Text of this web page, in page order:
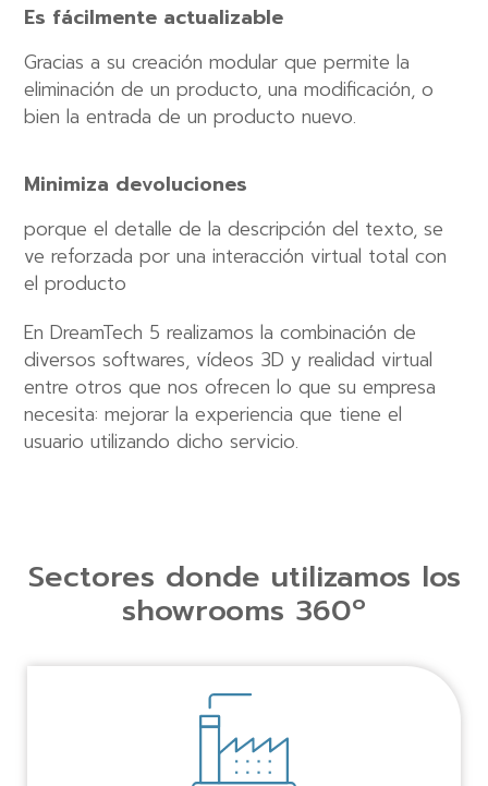
Es fácilmente actualizable
Gracias a su creación modular que permite la
eliminación de un producto, una modificación, o
bien la entrada de un producto nuevo.
Minimiza devoluciones
porque el detalle de la descripción del texto, se
ve reforzada por una interacción virtual total con
el producto
En DreamTech 5 realizamos la combinación de
diversos softwares, vídeos 3D y realidad virtual
entre otros que nos ofrecen lo que su empresa
necesita: mejorar la experiencia que tiene el
usuario utilizando dicho servicio.
Sectores donde utilizamos los
showrooms 360º